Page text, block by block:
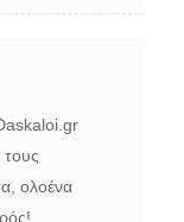
τους
ολοένα